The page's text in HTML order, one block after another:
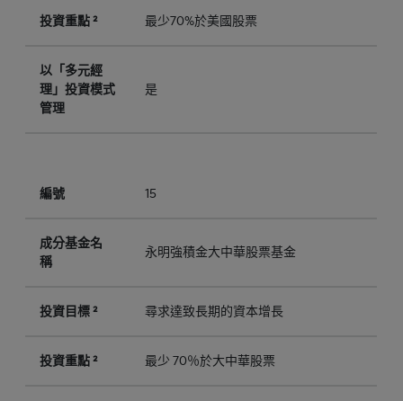
投資重點 ² 最少70%於美國股票
以「多元經
理」投資模式
管理
是
編號 15
成分基金名
稱
永明強積金大中華股票基金
投資目標 ² 尋求達致長期的資本增長
投資重點 ² 最少 70％於大中華股票